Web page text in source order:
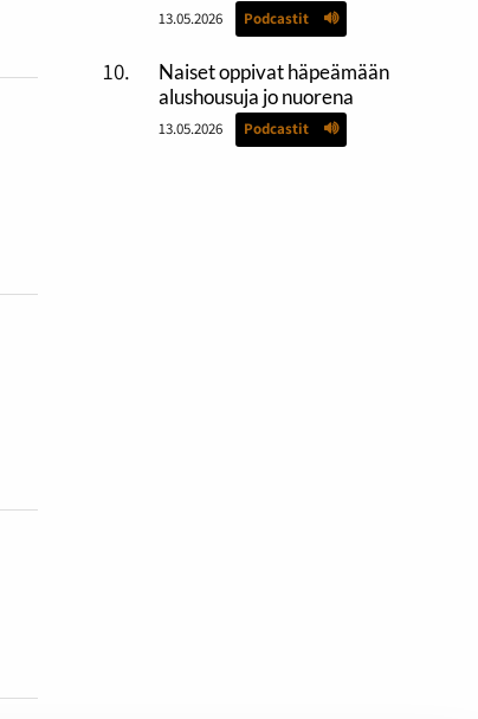
13.05.2026 Podcastit
Naiset oppivat häpeämään
alushousuja jo nuorena
13.05.2026 Podcastit